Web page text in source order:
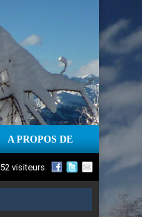
A PROPOS DE
52 visiteurs